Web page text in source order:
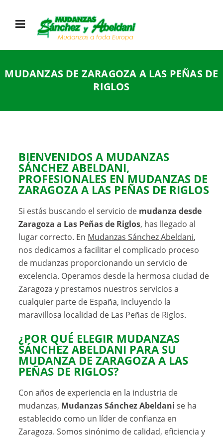
MUDANZAS DE ZARAGOZA A LAS PEÑAS DE
RIGLOS
BIENVENIDOS A MUDANZAS
SÁNCHEZ ABELDANI,
PROFESIONALES EN MUDANZAS DE
ZARAGOZA A LAS PEÑAS DE RIGLOS
Si estás buscando el servicio de mudanza desde
Zaragoza a Las Peñas de Riglos, has llegado al
lugar correcto. En Mudanzas Sánchez Abeldani,
nos dedicamos a facilitar el complicado proceso
de mudanzas proporcionando un servicio de
excelencia. Operamos desde la hermosa ciudad de
Zaragoza y prestamos nuestros servicios a
cualquier parte de España, incluyendo la
maravillosa localidad de Las Peñas de Riglos.
¿POR QUÉ ELEGIR MUDANZAS
SÁNCHEZ ABELDANI PARA SU
MUDANZA DE ZARAGOZA A LAS
PEÑAS DE RIGLOS?
Con años de experiencia en la industria de
mudanzas, Mudanzas Sánchez Abeldani se ha
establecido como un líder de confianza en
Zaragoza. Somos sinónimo de calidad, eficiencia y